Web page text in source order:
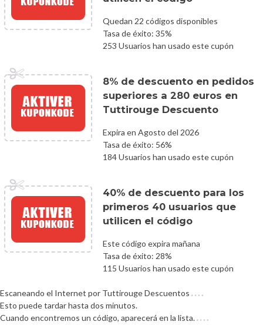
Quedan 22 códigos disponibles
Tasa de éxito: 35%
253 Usuarios han usado este cupón
8% de descuento en pedidos
superiores a 280 euros en
Tuttirouge Descuento
Expira en Agosto del 2026
Tasa de éxito: 56%
184 Usuarios han usado este cupón
40% de descuento para los
primeros 40 usuarios que
utilicen el código
Este código expira mañana
Tasa de éxito: 28%
115 Usuarios han usado este cupón
Escaneando el Internet por Tuttirouge Descuentos
Esto puede tardar hasta dos minutos.
Cuando encontremos un código, aparecerá en la lista.